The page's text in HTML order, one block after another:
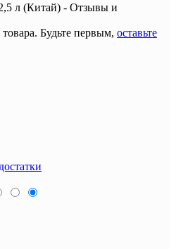
л (Китай) - Отзывы и
Будьте первым, оставьте